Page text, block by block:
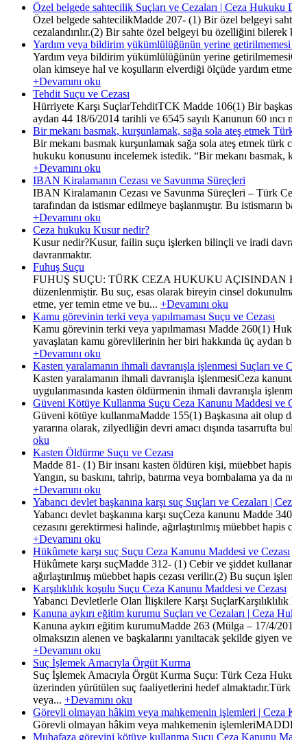
Özel belgede sahtecilik Suçları ve Cezaları | Ceza Hukuku
Özel belgede sahtecilikMadde 207- (1) Bir özel belgeyi
cezalandırılır.(2) Bir sahte özel belgeyi bu özelliğini
Yardım veya bildirim yükümlülüğünün yerine getirilmemesi
Yardım veya bildirim yükümlülüğünün yerine
olan kimseye hal ve koşulların elverdiği ölçüde yardım
+Devamını oku
Tehdit Suçu ve Cezası
Hürriyete Karşı SuçlarTehditTCK Madde 106(1) Bir
aydan 44 18/6/2014 tarihli ve 6545 sayılı Kanunun 60
Bir mekanı basmak, kurşunlamak, sağa sola ateş etmek
Bir mekanı basmak kurşunlamak sağa sola ateş etmek türk
hukuku konusunu incelemek istedik. “Bir mekanı
+Devamını oku
IBAN Kiralamanın Cezası ve Savunma Süreçleri
IBAN Kiralamanın Cezası ve Savunma Süreçleri – Türk
tarafından da istismar edilmeye başlanmıştır. Bu
+Devamını oku
Ceza hukuku Kusur nedir?
Kusur nedir?Kusur, failin suçu işlerken bilinçli ve iradi
davranmaktır.
Fuhuş Suçu
FUHUŞ SUÇU: TÜRK CEZA HUKUKU AÇISINDAN
düzenlenmiştir. Bu suç, esas olarak bireyin cinsel
etme, yer temin etme ve bu... +Devamını oku
Kamu görevinin terki veya yapılmaması Suçu ve Cezası
Kamu görevinin terki veya yapılmaması Madde 260(1)
yavaşlatan kamu görevlilerinin her biri hakkında üç aydan
+Devamını oku
Kasten yaralamanın ihmali davranışla işlenmesi Suçları ve
Kasten yaralamanın ihmali davranışla işlenmesiCeza
uygulanmasında kasten öldürmenin ihmali davranışla
Güveni Kötüye Kullanma Suçu Ceza Kanunu Maddesi ve
Güveni kötüye kullanmaMadde 155(1) Başkasına ait olup
yararına olarak, zilyedliğin devri amacı dışında tasarrufta
oku
Kasten Öldürme Suçu ve Cezası
Madde 81- (1) Bir insanı kasten öldüren kişi, müebbet
Yangın, su baskını, tahrip, batırma veya bombalama ya
+Devamını oku
Yabancı devlet başkanına karşı suç Suçları ve Cezaları |
Yabancı devlet başkanına karşı suçCeza kanunu Madde
cezasını gerektirmesi halinde, ağırlaştırılmış müebbet
+Devamını oku
Hükûmete karşı suç Suçu Ceza Kanunu Maddesi ve Cezası
Hükûmete karşı suçMadde 312- (1) Cebir ve şiddet
ağırlaştırılmış müebbet hapis cezası verilir.(2) Bu suçun
Karşılıklılık koşulu Suçu Ceza Kanunu Maddesi ve Cezası
Yabancı Devletlerle Olan İlişkilere Karşı
Kanuna aykırı eğitim kurumu Suçları ve Cezaları | Ceza
Kanuna aykırı eğitim kurumuMadde 263 (Mülga – 17/4/
olmaksızın alenen ve başkalarını yanıltacak şekilde
+Devamını oku
Suç İşlemek Amacıyla Örgüt Kurma
Suç İşlemek Amacıyla Örgüt Kurma Suçu: Türk Ceza
üzerinden yürütülen suç faaliyetlerini hedef
veya... +Devamını oku
Görevli olmayan hâkim veya mahkemenin işlemleri |
Görevli olmayan hâkim veya mahkemenin
Muhafaza görevini kötüye kullanma Suçu Ceza Kanunu